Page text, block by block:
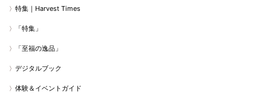
特集｜Harvest Times
「特集」
「至福の逸品」
デジタルブック
体験＆イベントガイド